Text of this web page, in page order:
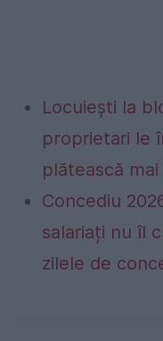
Locuiești la
proprietari le
plătească
Concediu
salariați nu îl
zilele de